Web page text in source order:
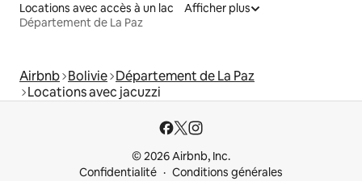
Locations avec accès à un lac
Département de La Paz
Afficher plus
Airbnb Bolivie Département de La Paz
Locations avec jacuzzi
© 2026 Airbnb, Inc.
Confidentialité
Conditions générales